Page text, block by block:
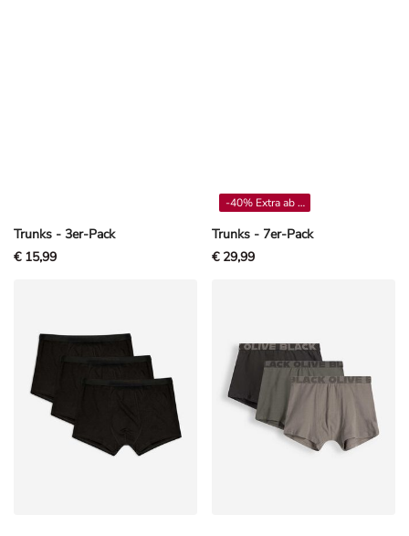
Trunks - 3er-Pack
€ 15,99
Trunks - 7er-Pack
-40% Extra ab 4**
€ 29,99